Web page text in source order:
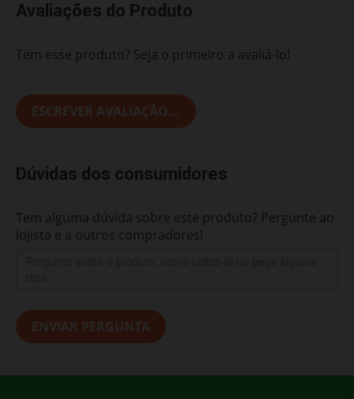
Avaliações do Produto
Tem esse produto? Seja o primeiro a avaliá-lo!
ESCREVER AVALIAÇÃO...
Dúvidas dos consumidores
Tem alguma dúvida sobre este produto? Pergunte ao
lojista e a outros compradores!
ENVIAR PERGUNTA